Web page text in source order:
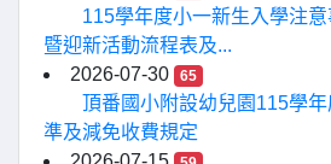
115學年度小一新生入學注
暨迎新活動流程表及...
2026-07-30
65
頂番國小附設幼兒園115學
準及減免收費規定